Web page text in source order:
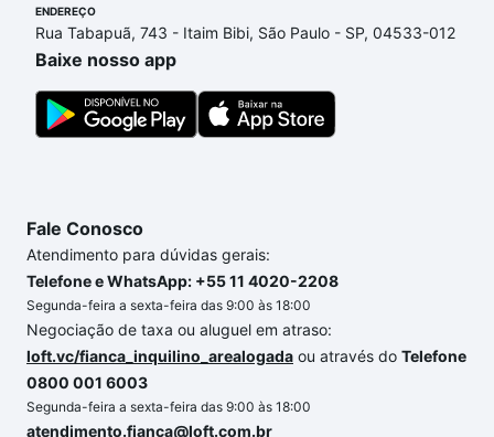
Recreio dos Bandeirantes, Rio de Janeiro, RJ que
custam a partir de R$ 0 e com nossas opções de
financiamento imobiliário as parcelas podem se
adequar ao seu orçamento. Se ainda tem alguma
dúvida dos custos envolvidos no processo de
conforto. Loft, com você até as chaves.
ENDEREÇO
Rua Tabapuã, 743 - Itaim Bibi, São Paulo - SP, 04533-012
Baixe nosso app
Fale Conosco
Atendimento para dúvidas gerais:
Telefone e WhatsApp: +55 11 4020-2208
Segunda-feira a sexta-feira das 9:00 às 18:00
Negociação de taxa ou aluguel em atraso:
loft.vc/fianca_inquilino_arealogada ou através do Telefone
0800 001 6003
Segunda-feira a sexta-feira das 9:00 às 18:00
atendimento.fianca@loft.com.br